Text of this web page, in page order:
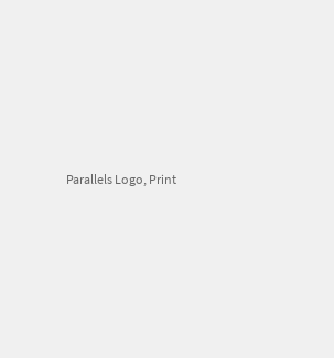
Parallels Logo, Print